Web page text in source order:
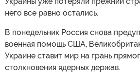
него все равно остались.
В понедельник Россия снова
военная помощь США,
Украине ставит мир на грань
столкновения ядерных держав.